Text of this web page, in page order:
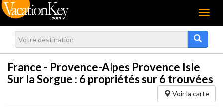
Menu
France - Provence-Alpes Provence Isle
Sur la Sorgue : 6 propriétés sur 6 trouvées
Voir la carte